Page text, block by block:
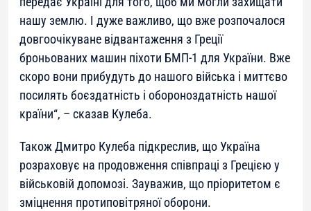
нашу землю. І дуже важливо, що вже розпочалося
довгоочікуване відвантаження з Греції
броньованих машин піхоти БМП-1 для України. Вже
скоро вони прибудуть до нашого війська і миттєво
посилять боєздатність і обороноздатність нашої
країни“, – сказав Кулеба.
Також Дмитро Кулеба підкреслив, що Україна
розраховує на продовження співпраці з Грецією у
військовій допомозі. Зауважив, що пріоритетом є
зміцнення протиповітряної оборони.